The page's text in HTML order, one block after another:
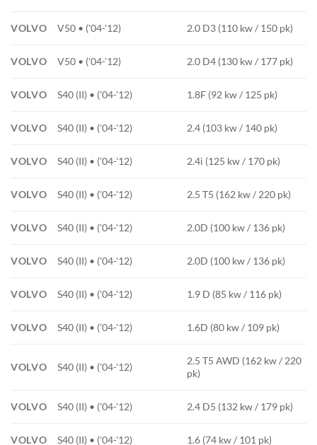
VOLVO V50 • ('04-'12) 2.0 D3 (110 kw / 150 pk)
VOLVO V50 • ('04-'12) 2.0 D4 (130 kw / 177 pk)
VOLVO S40 (II) • ('04-'12) 1.8F (92 kw / 125 pk)
VOLVO S40 (II) • ('04-'12) 2.4 (103 kw / 140 pk)
VOLVO S40 (II) • ('04-'12) 2.4i (125 kw / 170 pk)
VOLVO S40 (II) • ('04-'12) 2.5 T5 (162 kw / 220 pk)
VOLVO S40 (II) • ('04-'12) 2.0D (100 kw / 136 pk)
VOLVO S40 (II) • ('04-'12) 2.0D (100 kw / 136 pk)
VOLVO S40 (II) • ('04-'12) 1.9 D (85 kw / 116 pk)
VOLVO S40 (II) • ('04-'12) 1.6D (80 kw / 109 pk)
VOLVO S40 (II) • ('04-'12)
2.5 T5 AWD (162 kw / 220
pk)
VOLVO S40 (II) • ('04-'12) 2.4 D5 (132 kw / 179 pk)
VOLVO S40 (II) • ('04-'12) 1.6 (74 kw / 101 pk)